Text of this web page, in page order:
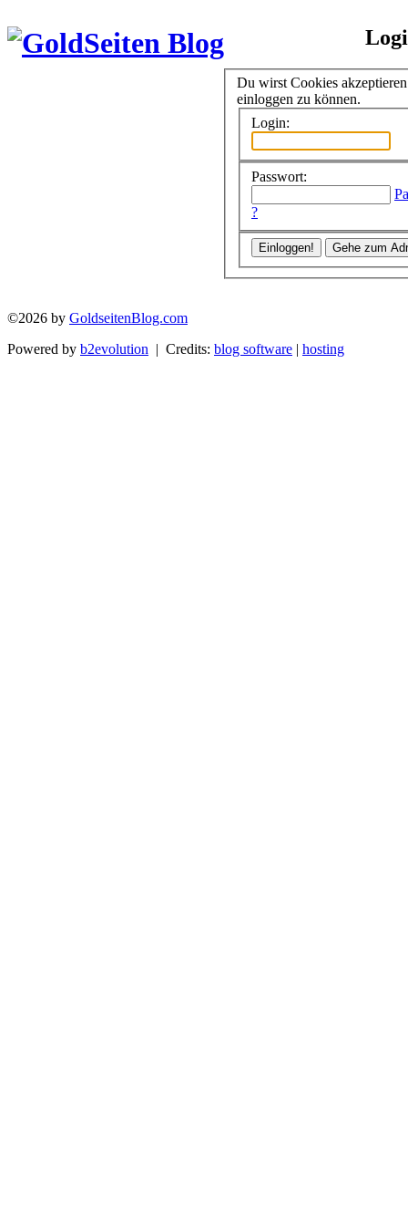
Du wirst Cookies
einloggen zu können.
Login:
Passwort:
?
©2026 by GoldseitenBlog.com
Powered by b2evolution | Credits: blog software | hosting